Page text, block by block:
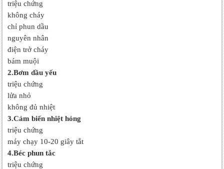
triệu chứng
không cháy
chỉ phun dầu
nguyên nhân
điện trở cháy
bám muội
2.Bơm dầu yếu
triệu chứng
lửa nhỏ
không đủ nhiệt
3.Cảm biến nhiệt hỏng
triệu chứng
máy chạy 10-20 giây tắt
4.Béc phun tắc
triệu chứng